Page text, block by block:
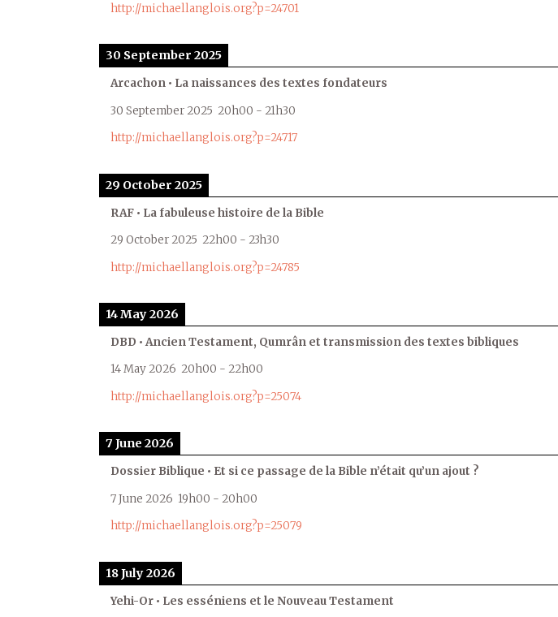
http://michaellanglois.org?p=24701
30 September 2025
Arcachon • La naissances des textes fondateurs
30 September 2025 20h00 - 21h30
http://michaellanglois.org?p=24717
29 October 2025
RAF • La fabuleuse histoire de la Bible
29 October 2025 22h00 - 23h30
http://michaellanglois.org?p=24785
14 May 2026
DBD • Ancien Testament, Qumrân et transmission des textes bibliques
14 May 2026 20h00 - 22h00
http://michaellanglois.org?p=25074
7 June 2026
Dossier Biblique • Et si ce passage de la Bible n’était qu’un ajout ?
7 June 2026 19h00 - 20h00
http://michaellanglois.org?p=25079
18 July 2026
Yehi-Or • Les esséniens et le Nouveau Testament